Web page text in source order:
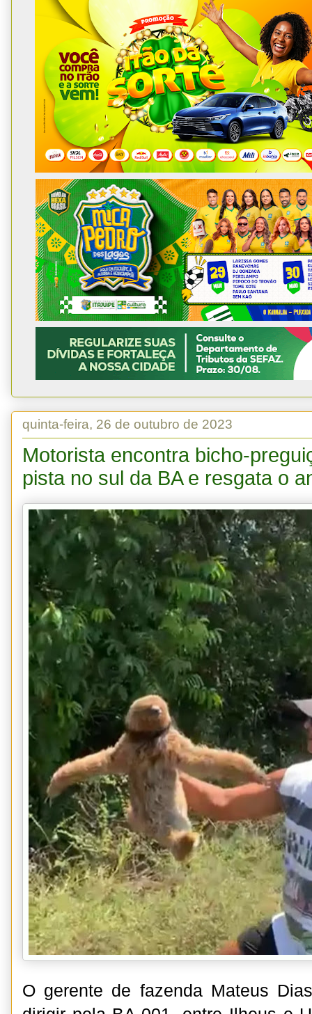
quinta-feira, 26 de outubro de 2023
Motorista encontra bicho-
pista no sul da BA e resgata o
O gerente de fazenda Mateus